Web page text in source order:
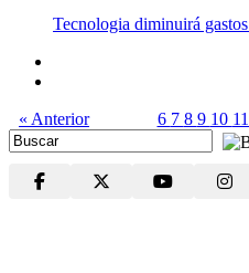
Tecnologia diminuirá
« Anterior 6 7 8 9 10 11